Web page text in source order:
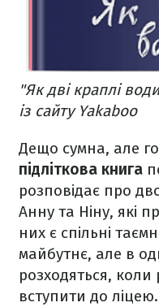
"Як дві краплі
із сайту Yakaboo
Дещо сумна, але
підліткова книга
розповідає про
Анну та Ніну, які
них є спільні
майбутнє, але в
розходяться,
вступити до